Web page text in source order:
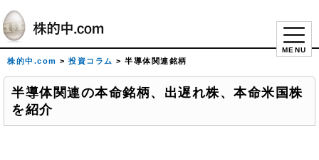
MENU
株的中.com > 投資コラム > 半導体関連銘柄
半導体関連の本命銘柄、出遅れ株、本命米国株
を紹介